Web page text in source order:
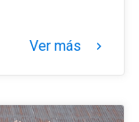
Ver más keyboard_arrow_right